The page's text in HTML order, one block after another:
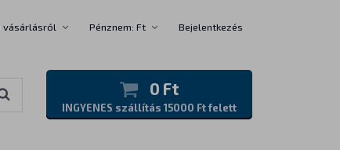
vásárlásról Pénznem: Ft Bejelentkezés
0 Ft
INGYENES szállítás 15000 Ft felett